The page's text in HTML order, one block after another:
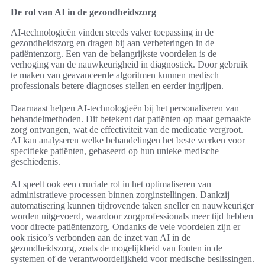
De rol van AI in de gezondheidszorg
AI-technologieën vinden steeds vaker toepassing in de
gezondheidszorg en dragen bij aan verbeteringen in de
patiëntenzorg. Een van de belangrijkste voordelen is de
verhoging van de nauwkeurigheid in diagnostiek. Door gebruik
te maken van geavanceerde algoritmen kunnen medisch
professionals betere diagnoses stellen en eerder ingrijpen.
Daarnaast helpen AI-technologieën bij het personaliseren van
behandelmethoden. Dit betekent dat patiënten op maat gemaakte
zorg ontvangen, wat de effectiviteit van de medicatie vergroot.
AI kan analyseren welke behandelingen het beste werken voor
specifieke patiënten, gebaseerd op hun unieke medische
geschiedenis.
AI speelt ook een cruciale rol in het optimaliseren van
administratieve processen binnen zorginstellingen. Dankzij
automatisering kunnen tijdrovende taken sneller en nauwkeuriger
worden uitgevoerd, waardoor zorgprofessionals meer tijd hebben
voor directe patiëntenzorg. Ondanks de vele voordelen zijn er
ook risico’s verbonden aan de inzet van AI in de
gezondheidszorg, zoals de mogelijkheid van fouten in de
systemen of de verantwoordelijkheid voor medische beslissingen.